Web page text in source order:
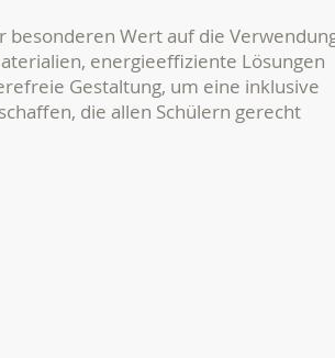
besonderen Wert auf die
energieeffiziente Lösungen
Gestaltung, um eine inklusive
die allen Schülern gerecht